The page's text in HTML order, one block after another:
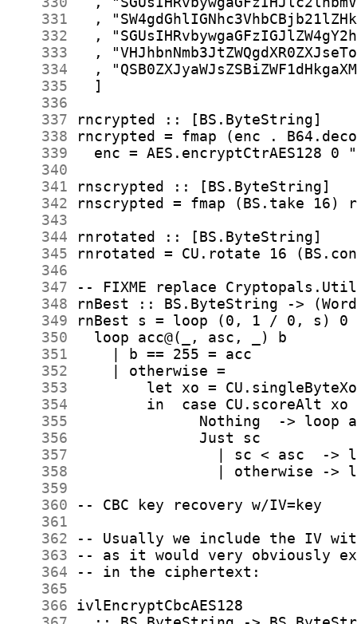
    331
    332
    333
    334
    335
    336
    337
    338
    339
    340
    341
    342
    343
    344
    345
    346
    347
    348
    349
    350
    351
    352
    353
    354
    355
    356
    357
    358
    359
    360
    361
    362
    363
    364
    365
    366